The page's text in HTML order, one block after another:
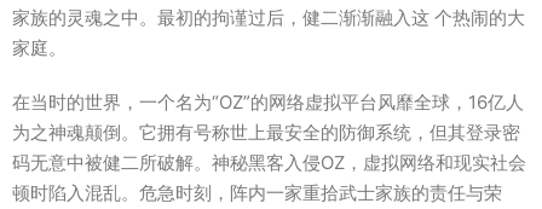
家族的灵魂之中。最初的拘谨过后，健二渐渐融入这 个热闹的大
家庭。
在当时的世界，一个名为“OZ”的网络虚拟平台风靡全球，16亿人
为之神魂颠倒。它拥有号称世上最安全的防御系统，但其登录密
码无意中被健二所破解。神秘黑客入侵OZ，虚拟网络和现实社会
顿时陷入混乱。危急时刻，阵内一家重拾武士家族的责任与荣